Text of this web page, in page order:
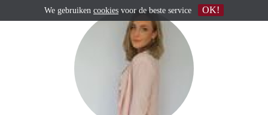
We gebruiken cookies voor de beste service OK!